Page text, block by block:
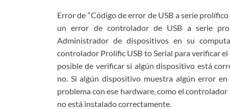
Error de “Código de error de USB a serie
un error de controlador de USB a serie
Administrador de dispositivos en su
controlador Prolific USB to Serial para verificar
posible de verificar si algún dispositivo está
no. Si algún dispositivo muestra algún error
problema con ese hardware, como el
no está instalado correctamente.